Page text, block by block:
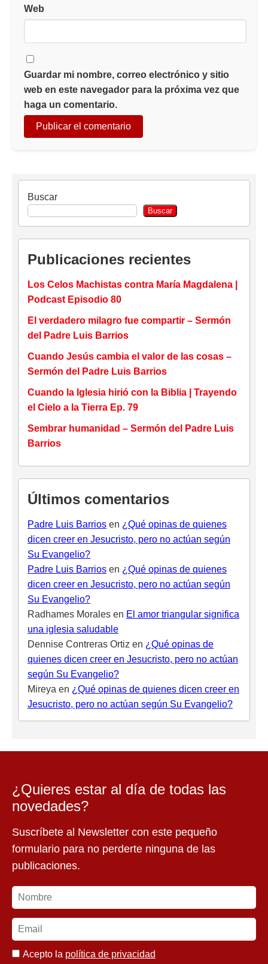
Web
Guardar mi nombre, correo electrónico y sitio
web en este navegador para la próxima vez que
haga un comentario.
Buscar
Buscar
Publicaciones recientes
Los Celos Machistas contra María Magdalena |
Podcast Episodio 80
El verdadero milagro fue compartir – Sermón
del Padre Luis Barrios
Cuando Jesús cambia el valor de las cosas –
Sermón del Padre Luis Barrios
Cuando la Iglesia hirió con la Biblia | Trayendo
el Cielo a la Tierra Ep. 79
Sembrar humanidad – Sermón del Padre Luis
Barrios
Últimos comentarios
Padre Luis Barrios en ¿Qué opinas de quienes
dicen creer en Jesucristo, pero no actúan según
Su Evangelio?
Padre Luis Barrios en ¿Qué opinas de quienes
dicen creer en Jesucristo, pero no actúan según
Su Evangelio?
Radhames Morales en El amor triangular significa
una iglesia saludable
Dennise Contreras Ortiz en ¿Qué opinas de
quienes dicen creer en Jesucristo, pero no actúan
según Su Evangelio?
Mireya en ¿Qué opinas de quienes dicen creer en
Jesucristo, pero no actúan según Su Evangelio?
¿Quieres estar al día de todas las
novedades?
Suscríbete al Newsletter con este pequeño
formulario para no perderte ninguna de las
publicaciones.
Acepto la política de privacidad